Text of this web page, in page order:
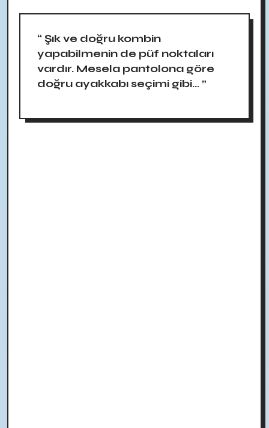
“ Şık ve doğru kombin
yapabilmenin de püf noktaları
vardır. Mesela pantolona göre
doğru ayakkabı seçimi gibi... ”